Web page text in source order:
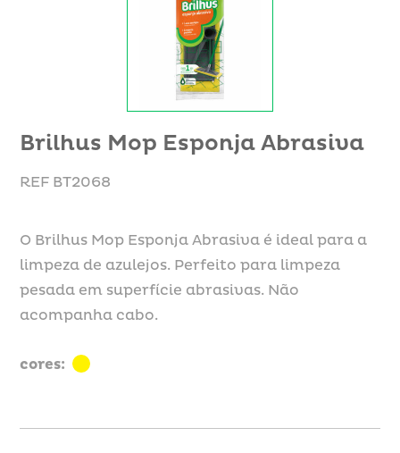
Brilhus Mop Esponja Abrasiva
REF BT2068
O Brilhus Mop Esponja Abrasiva é ideal para a
limpeza de azulejos. Perfeito para limpeza
pesada em superfície abrasivas. Não
acompanha cabo.
cores: